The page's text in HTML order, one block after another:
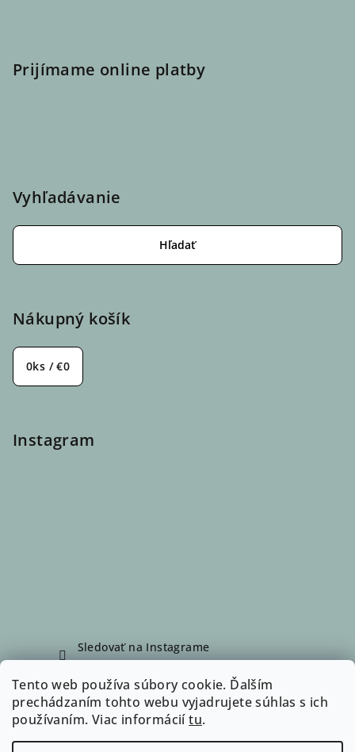
Tento web používa súbory cookie. Ďalším
prechádzaním tohto webu vyjadrujete súhlas s ich
používaním. Viac informáciítu.
Prijímame online platby
Vyhľadávanie
Hľadať
Nákupný košík
0ks /€0
Instagram
Sledovať na Instagrame
Facebook